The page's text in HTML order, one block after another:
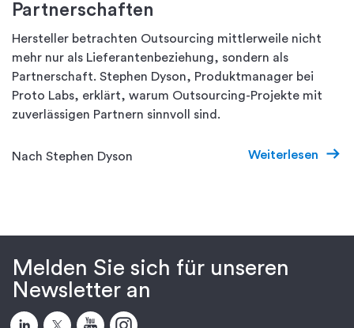
Partnerschaften
Hersteller betrachten Outsourcing mittlerweile nicht
mehr nur als Lieferantenbeziehung, sondern als
Partnerschaft. Stephen Dyson, Produktmanager bei
Proto Labs, erklärt, warum Outsourcing-Projekte mit
zuverlässigen Partnern sinnvoll sind.
Nach Stephen Dyson Weiterlesen
Melden Sie sich für unseren
Newsletter an